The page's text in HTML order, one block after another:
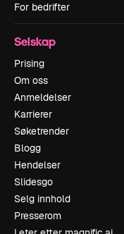
For bedrifter
Selskap
Prising
Om oss
Anmeldelser
Karrierer
Søketrender
Blogg
Hendelser
Slidesgo
Selg innhold
Presserom